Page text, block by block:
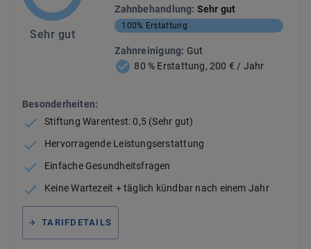
Sehr gut
Zahnbehandlung: Sehr gut
100% Erstattung
Zahnreinigung: Gut
80 % Erstattung, 200 € / Jahr
Besonderheiten:
Stiftung Warentest: 0,5 (Sehr gut)
Hervorragende Leistungserstattung
Einfache Gesundheitsfragen
Keine Wartezeit + täglich kündbar nach einem Jahr
TARIFDETAILS